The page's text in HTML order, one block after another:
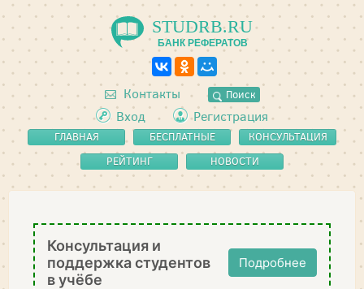
STUDRB.RU
БАНК РЕФЕРАТОВ
Контакты Поиск
Вход Регистрация
ГЛАВНАЯ
БЕСПЛАТНЫЕ
РЕФЕРАТЫ
КОНСУЛЬТАЦИЯ
РЕЙТИНГ
НОВОСТИ
Консультация и
поддержка студентов
в учёбе
Подробнее